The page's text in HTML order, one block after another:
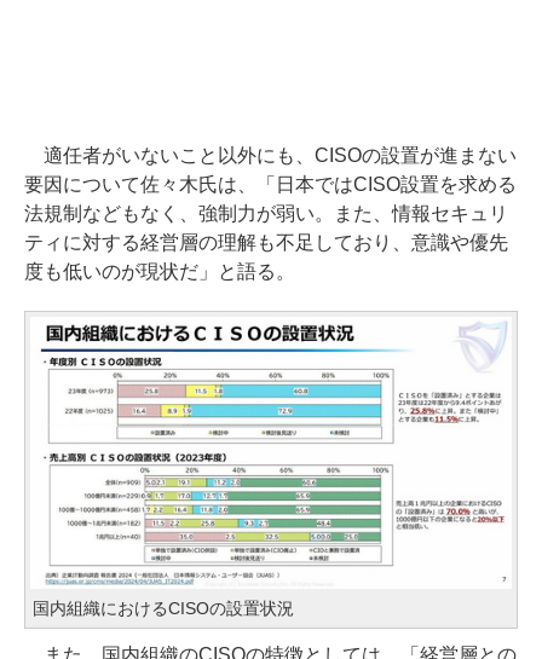
適任者がいないこと以外にも、CISOの設置が進まない
要因について佐々木氏は、「日本ではCISO設置を求める
法規制などもなく、強制力が弱い。また、情報セキュリ
ティに対する経営層の理解も不足しており、意識や優先
度も低いのが現状だ」と語る。
国内組織におけるCISOの設置状況
また、国内組織のCISOの特徴としては、「経営層との